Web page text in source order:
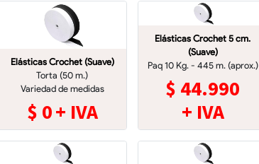
Elásticas Crochet (Suave)
Torta (50 m.)
Variedad de medidas
$ 0+ IVA
Elásticas Crochet 5 cm.
(Suave)
Paq 10 Kg. - 445 m. (aprox.)
$ 44.990
+ IVA